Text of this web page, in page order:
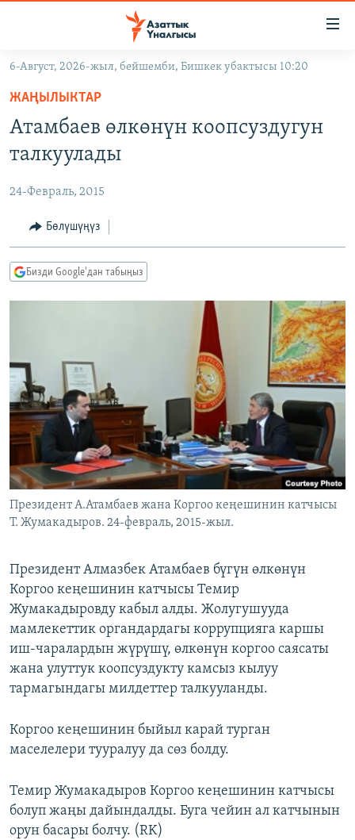
Навигацияга
өтүңүз
Издөөгө
салыңыз
КЫРГЫЗСТАН
ЭКОНОМИКА
МАДАНИЯТ
БОРБОР АЗИЯ
УКРАИНА
АТАЙЫН ИЛИКТӨӨ
ТВ ПРОГРАММАЛАР
ЭКСПЕРТТЕР ТАЛДАЙТ
ЭЖЕ-СИҢДИЛЕР
АЗАТТЫК+
ЫҢГАЙСЫЗ СУРООЛОР
ӨЗГӨЧӨ ПИКИР
ОНЛАЙН ШЕРИНЕ
ЭЕ/АРнун бардык сайттары
6-Август, 2026-жыл, бейшемби, Бишкек убактысы 10:20
ЖАҢЫЛЫКТАР
Атамбаев өлкөнүн коопсуздугун
талкуулады
24-Февраль, 2015
Бөлүшүңүз
Бизди Google'дан табыңыз
Президент А.Атамбаев жана Коргоо кеңешинин катчысы
Т. Жумакадыров. 24-февраль, 2015-жыл.
Президент Алмазбек Атамбаев бүгүн өлкөнүн
Коргоо кеңешинин катчысы Темир
Жумакадыровду кабыл алды. Жолугушууда
мамлекеттик органдардагы коррупцияга каршы
иш-чаралардын жүрүшү, өлкөнүн коргоо саясаты
жана улуттук коопсуздукту камсыз кылуу
тармагындагы милдеттер талкууланды.
Коргоо кеңешинин быйыл карай турган
маселелери тууралуу да сөз болду.
Темир Жумакадыров Коргоо кеңешинин катчысы
болуп жаңы дайындалды. Буга чейин ал катчынын
орун басары болчу. (RK)